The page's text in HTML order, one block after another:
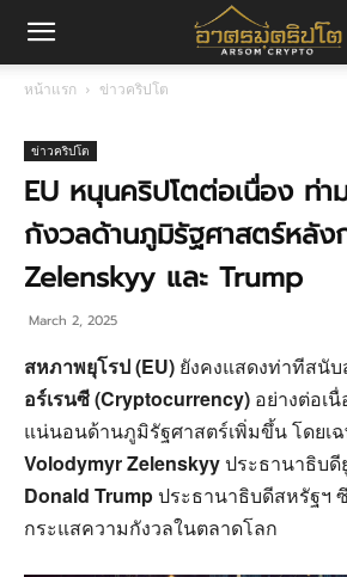
มค
ปโต
หน้าแรก ข่าวคริปโต
ข่าวคริปโต
EU หนุนคริปโตต่อเนื่อง ท่า
กังวลด้านภูมิรัฐศาสตร์หลั
Zelenskyy และ Trump
March 2, 2025
สหภาพยุโรป (EU) ยังคงแสดงท่าทีสนั
อร์เรนซี (Cryptocurrency) อย่างต่อเ
แน่นอนด้านภูมิรัฐศาสตร์เพิ่มขึ้น โดยเ
Volodymyr Zelenskyyประธานาธิบดี
Donald Trumpประธานาธิบดีสหรัฐฯ
กระแสความกังวลในตลาดโลก